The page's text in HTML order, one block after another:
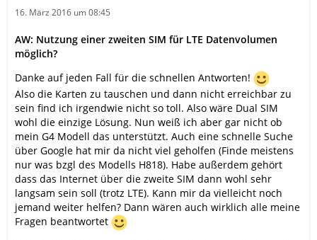
16. März 2016 um 08:45
AW: Nutzung einer zweiten SIM für LTE Datenvolumen
möglich?
Danke auf jeden Fall für die schnellen Antworten!
Also die Karten zu tauschen und dann nicht erreichbar zu
sein find ich irgendwie nicht so toll. Also wäre Dual SIM
wohl die einzige Lösung. Nun weiß ich aber gar nicht ob
mein G4 Modell das unterstützt. Auch eine schnelle Suche
über Google hat mir da nicht viel geholfen (Finde meistens
nur was bzgl des Modells H818). Habe außerdem gehört
dass das Internet über die zweite SIM dann wohl sehr
langsam sein soll (trotz LTE). Kann mir da vielleicht noch
jemand weiter helfen? Dann wären auch wirklich alle meine
Fragen beantwortet